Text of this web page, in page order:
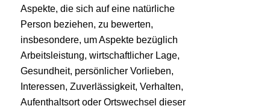
Aspekte, die sich auf eine natürliche
Person beziehen, zu bewerten,
insbesondere, um Aspekte bezüglich
Arbeitsleistung, wirtschaftlicher Lage,
Gesundheit, persönlicher Vorlieben,
Interessen, Zuverlässigkeit, Verhalten,
Aufenthaltsort oder Ortswechsel dieser